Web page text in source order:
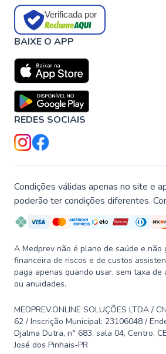
Verificada por
BAIXE O APP
REDES SOCIAIS
Condições válidas apenas no site e
poderão ter condições diferentes.
A Medprev não é plano de saúde e não
financeira de riscos e de custos
paga apenas quando usar, sem taxa de
ou anuidades.
MEDPREV.ONLINE SOLUÇÕES LTDA /
62 / Inscrição Municipal: 23106048 /
Djalma Dutra, n° 683, sala 04, Centro,
José dos Pinhais-PR